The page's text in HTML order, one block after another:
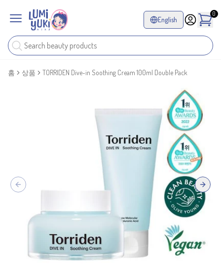
English
0
홈 상품 TORRIDEN Dive-in Soothing Cream 100ml Double Pack
Previous slide Next